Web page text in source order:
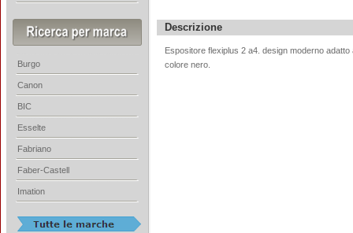
Descrizione
Espositore flexiplus 2 a4. design moderno
colore nero.
Burgo
Canon
BIC
Esselte
Fabriano
Faber-Castell
Imation